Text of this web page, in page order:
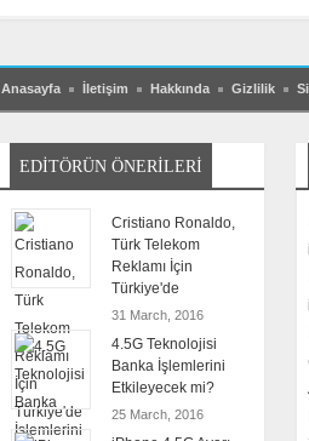
Anasayfa İletişim Hakkında Gizlilik
EDITÖRÜN ÖNERILERI
Cristiano Ronaldo,
Türk Telekom
Reklamı İçin
Türkiye'de
31 March, 2016
4.5G Teknolojisi
Banka İşlemlerini
Etkileyecek mi?
25 March, 2016